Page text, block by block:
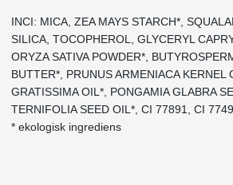
INCI: MICA, ZEA MAYS STARCH*,
SILICA, TOCOPHEROL, GLYCERYL
ORYZA SATIVA POWDER*,
BUTTER*, PRUNUS ARMENIACA KERNEL
GRATISSIMA OIL*, PONGAMIA GLABRA
TERNIFOLIA SEED OIL*, CI 77891, CI
* ekologisk ingrediens